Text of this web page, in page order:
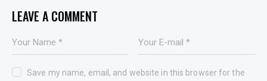
LEAVE A COMMENT
Save my name, email, and website in this browser for the